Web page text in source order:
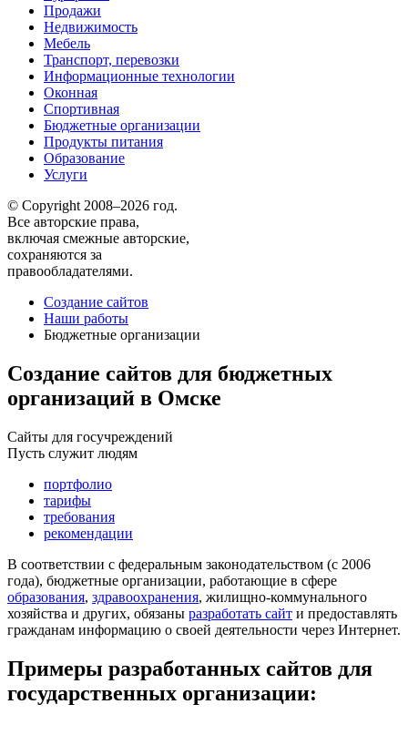
Продажи
Недвижимость
Мебель
Транспорт, перевозки
Информационные технологии
Оконная
Спортивная
Бюджетные организации
Продукты питания
Образование
Услуги
© Copyright 2008–2026 год.
Все авторские права,
включая смежные авторские,
сохраняются за
правообладателями.
Создание сайтов
Наши работы
Бюджетные организации
Создание сайтов для бюджетных
организаций в Омске
Сайты для госучреждений
Пусть служит людям
портфолио
тарифы
требования
рекомендации
В соответствии с федеральным законодательством (с 2006
года), бюджетные организации, работающие в сфере
образования, здравоохранения, жилищно-коммунального
хозяйства и других, обязаны разработать сайт и предоставлять
гражданам информацию о своей деятельности через Интернет.
Примеры разработанных сайтов для
государственных организации: